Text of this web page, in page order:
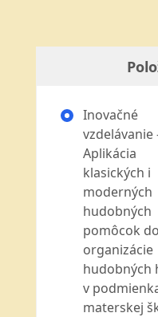
Inovačné
vzdelávanie
Aplikácia
klasických i
moderných
hudobných
pomôcok do
organizácie
hudobných
v
materskej